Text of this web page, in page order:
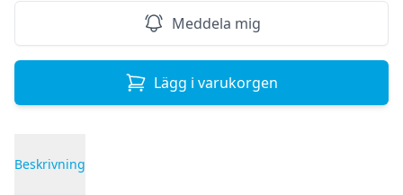
Meddela mig
Lägg i varukorgen
Beskrivning